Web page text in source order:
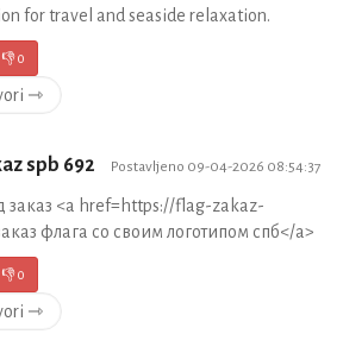
for travel and seaside relaxation.
👎0
⇾
spb 692 Postavljeno 09-04-2026 08:54:37
заказ <a href=https://flag-zakaz-
флага со своим логотипом спб</a>
👎0
⇾